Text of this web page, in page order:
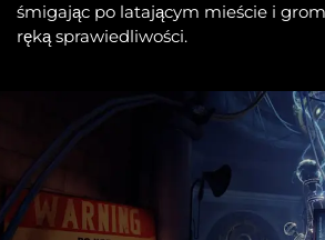
śmigając po latającym mieście i
ręką sprawiedliwości.